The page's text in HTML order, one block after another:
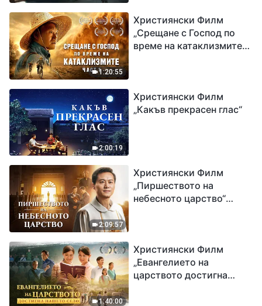
1:20:55
Християнски Филм
„Срещане с Господ по
време на катаклизмите“
2:00:19
Християнски Филм
„Какъв прекрасен глас“
2:09:57
Християнски Филм
„Пиршеството на
небесното царство“
1:40:00
Християнски Филм
„Евангелието на
царството достигна